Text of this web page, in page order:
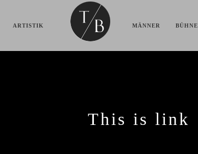
ARTISTIK MÄNNER BÜHNE
This is link